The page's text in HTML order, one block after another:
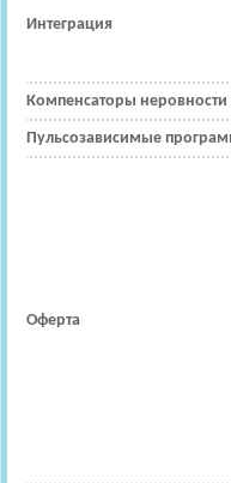
Интеграция
Компенсаторы неровности
Пульсозависимые
Оферта